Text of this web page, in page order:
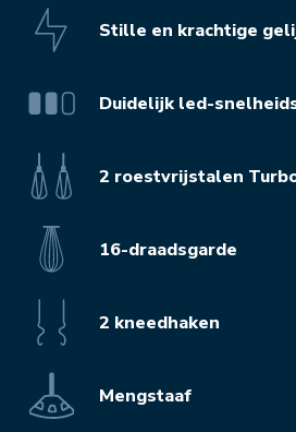
Stille en krachtige
Duidelijk led-
2 roestvrijstalen
16-draadsgarde
2 kneedhaken
Mengstaaf